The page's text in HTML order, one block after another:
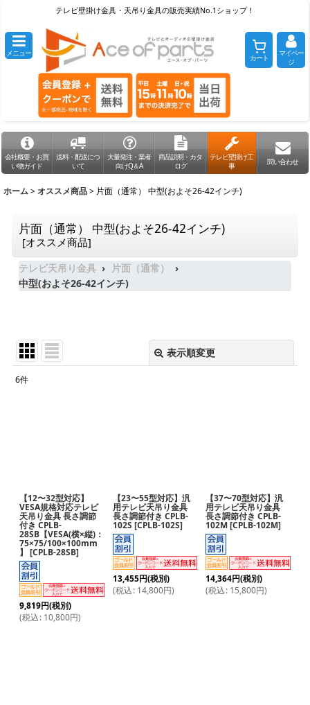
テレビ壁掛け金具・天吊り金具の販売実績No.1ショップ！
メニュー カート
マイペー
ジ
会社概要・お買
い物ガイド
送料・配送につ
いて
大量発注・業者
向けQ＆A
商品説明・カタ
ログ
テレビ壁掛け工
事
問い合わせ
ホーム > オススメ商品> 片面（通常） 中型(およそ26-42インチ)
片面（通常） 中型(およそ26-42インチ)
[オススメ商品]
テレビ天吊り金具
片面（通常）
中型(およそ26-42インチ)
表示順変更
6件
【12〜32型対応】
VESA規格対応テレビ
天吊り金具 長さ調節
付き CPLB-
28SB【VESA(横×縦)：
75×75/100×100mm
】
[CPLB-28SB]
9,819円(税別)
(税込: 10,800円)
【23〜55型対応】汎
用テレビ天吊り金具
長さ調節付き CPLB-
102S [CPLB-102S]
13,455円(税別)
(税込: 14,800円)
【37〜70型対応】汎
用テレビ天吊り金具
長さ調節付き CPLB-
102M [CPLB-102M]
14,364円(税別)
(税込: 15,800円)